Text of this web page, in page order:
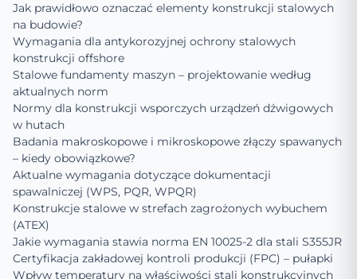
Jak prawidłowo oznaczać elementy konstrukcji stalowych
na budowie?
Wymagania dla antykorozyjnej ochrony stalowych
konstrukcji offshore
Stalowe fundamenty maszyn – projektowanie według
aktualnych norm
Normy dla konstrukcji wsporczych urządzeń dźwigowych
w hutach
Badania makroskopowe i mikroskopowe złączy spawanych
– kiedy obowiązkowe?
Aktualne wymagania dotyczące dokumentacji
spawalniczej (WPS, PQR, WPQR)
Konstrukcje stalowe w strefach zagrożonych wybuchem
(ATEX)
Jakie wymagania stawia norma EN 10025-2 dla stali S355JR
Certyfikacja zakładowej kontroli produkcji (FPC) – pułapki
Wpływ temperatury na właściwości stali konstrukcyjnych